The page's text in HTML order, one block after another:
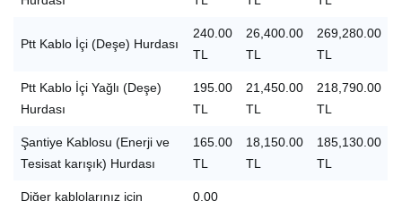
Ptt Kablo İçi (Deşe) Hurdası
240.00
TL
26,400.00
TL
269,280.00
TL
Ptt Kablo İçi Yağlı (Deşe)
Hurdası
195.00
TL
21,450.00
TL
218,790.00
TL
Şantiye Kablosu (Enerji ve
Tesisat karışık) Hurdası
165.00
TL
18,150.00
TL
185,130.00
TL
Diğer kablolarınız için
0.00